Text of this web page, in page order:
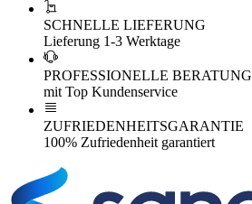
SCHNELLE LIEFERUNG
Lieferung 1-3 Werktage
PROFESSIONELLE BERATUNG
mit Top Kundenservice
ZUFRIEDENHEITSGARANTIE
100% Zufriedenheit garantiert